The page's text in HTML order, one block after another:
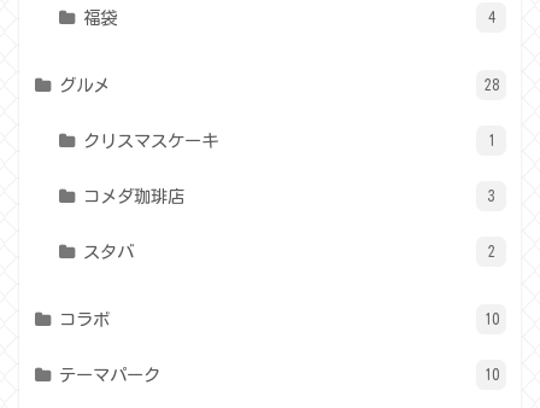
福袋 4
グルメ 28
クリスマスケーキ 1
コメダ珈琲店 3
スタバ 2
コラボ 10
テーマパーク 10